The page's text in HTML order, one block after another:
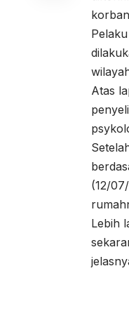
Atas
(12/
Lebih